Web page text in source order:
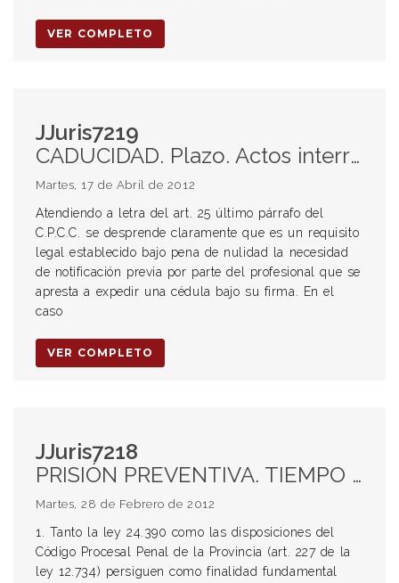
VER COMPLETO
JJuris7219
CADUCIDAD. Plazo. Actos interruptivos. Art. 25 último párrafo del C.P.C.C. Necesidad de notificación previa por parte del profesional que se apresta a expedir una cédula bajo su firma.
Martes, 17 de Abril de 2012
Atendiendo a letra del art. 25 último párrafo del
C.P.C.C. se desprende claramente que es un requisito
legal establecido bajo pena de nulidad la necesidad
de notificación previa por parte del profesional que se
apresta a expedir una cédula bajo su firma. En el
caso
VER COMPLETO
JJuris7218
PRISIÓN PREVENTIVA. TIEMPO RAZONABLE DE DURACIÓN DEL PROCESO. LEY 24.390 Y ART 227 12734. LÍMITE MÁXIMO DEL PROCESO CUANDO EL IMPUTADO ESTÁ PRIVADO DE SU LIBERTAD. FUNDAMENTOS DE LA PRÓRROGA DE LA PRISIÓN PREVENTIVA. AUSENCIA DE DILACIÓN DE LOS ÓRGANOS A CARGO DE LA ACCIÓN O JURISDICCIÓN.
Martes, 28 de Febrero de 2012
1. Tanto la ley 24.390 como las disposiciones del
Código Procesal Penal de la Provincia (art. 227 de la
ley 12.734) persiguen como finalidad fundamental